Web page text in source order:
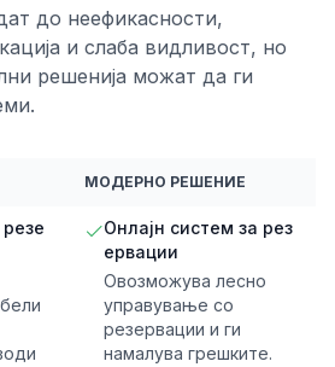
до неефикасности,
и слаба видливост, но
решенија можат да ги
МОДЕРНО РЕШЕНИЕ
Онлајн систем за рез
ервации
Овозможува лесно
управување со
резервации и ги
намалува грешките.